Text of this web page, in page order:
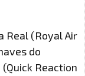
Real (Royal Air
do
Reaction